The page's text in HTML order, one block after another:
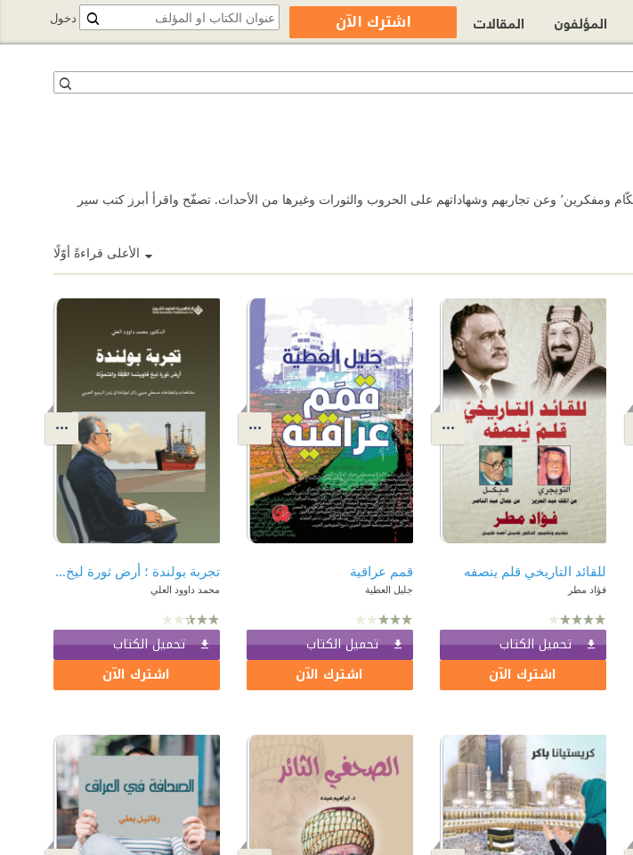
تتميّز سير ومذكّرات الصحفيين بأنها تحكي لنا عن لقاءاتهم ومقابلاتهم مع شخصيات بارزة من ملوك وحكّام ومفكرين٬ وعن تجاربهم وشهاداتهم على الحروب والثورات وغيرها من الأحداث. تصفّح واقرأ أبرز كتب سير
الأعلى قراءةً أوّلًا
للقائد التاريخي قلم ينصفه
فؤاد مطر
تحميل الكتاب
اشترك الآن
قمم عراقية
جليل العطية
تحميل الكتاب
اشترك الآن
تجربة بولندة ؛ أرض ثورة ليخ فاوينسا القلقة والمتحولة
محمد داوود العلي
تحميل الكتاب
اشترك الآن
دخول المؤلفون المقالات اشترك الآن